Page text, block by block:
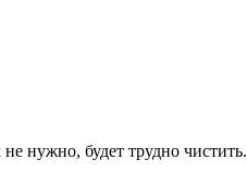
нужно, будет трудно чистить.